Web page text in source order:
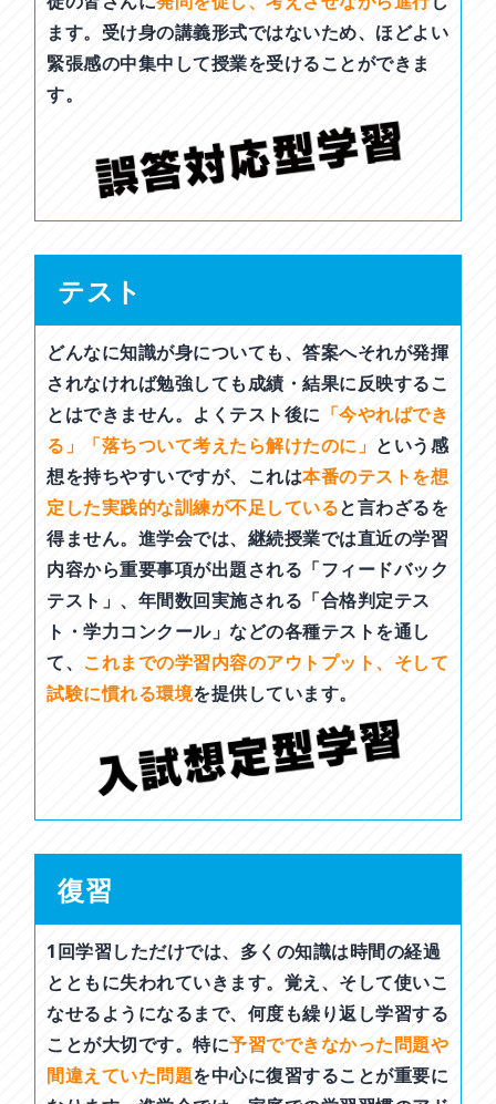
ます。受け身の講義形式ではないため、ほどよい
緊張感の中集中して授業を受けることができま
す。
テスト
どんなに知識が身についても、答案へそれが発揮
されなければ勉強しても成績・結果に反映するこ
とはできません。よくテスト後に 「今やればでき
る」「落ちついて考えたら解けたのに」 という感
想を持ちやすいですが、これは本番のテストを想
定した実践的な訓練が不足していると言わざるを
得ません。進学会では、継続授業では直近の学習
内容から重要事項が出題される「フィードバック
テスト」、年間数回実施される「合格判定テス
ト・学力コンクール」などの各種テストを通し
て、 これまでの学習内容のアウトプット、そして
試験に慣れる環境を提供しています。
復習
1回学習しただけでは、多くの知識は時間の経過
とともに失われていきます。覚え、そして使いこ
なせるようになるまで、何度も繰り返し学習する
ことが大切です。特に予習でできなかった問題や
間違えていた問題を中心に復習することが重要に